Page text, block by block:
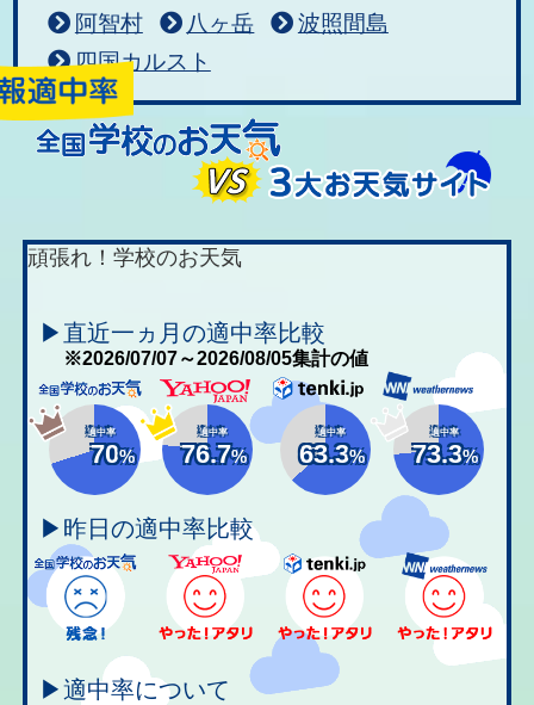
阿智村
八ヶ岳
波照間島
四国カルスト
頑張れ！学校のお天気
▶直近一ヵ月の適中率比較
※2026/07/07～2026/08/05集計の値
適中率
70%
適中率
76.7%
適中率
63.3%
適中率
73.3%
▶昨日の適中率比較
▶適中率について